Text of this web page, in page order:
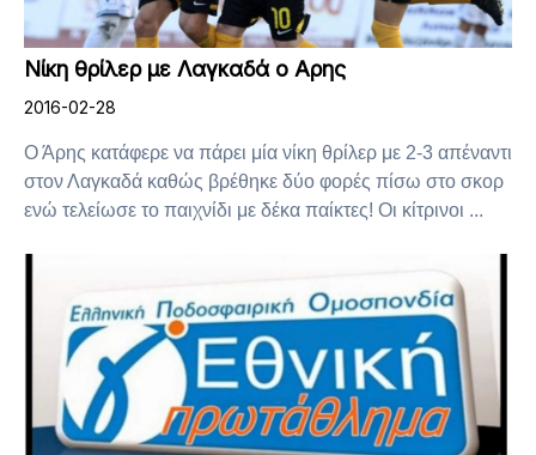
Νίκη θρίλερ με Λαγκαδά ο Αρης
2016-02-28
Ο Άρης κατάφερε να πάρει μία νίκη θρίλερ με 2-3 απέναντι
στον Λαγκαδά καθώς βρέθηκε δύο φορές πίσω στο σκορ
ενώ τελείωσε το παιχνίδι με δέκα παίκτες! Οι κίτρινοι ...